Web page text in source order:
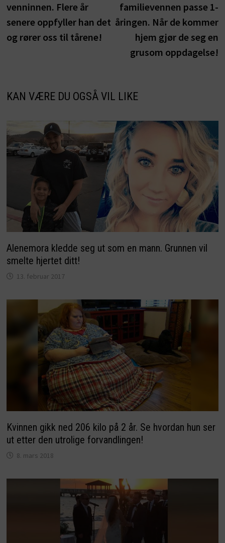
venninnen. Flere år
senere oppfyller han det
og rører oss til tårene!
familievennen passe 1-
åringen. Når de kommer
hjem gjør de seg en
grusom oppdagelse!
KAN VÆRE DU OGSÅ VIL LIKE
Alenemora kledde seg ut som en mann. Grunnen vil
smelte hjertet ditt!
13. februar 2017
Kvinnen gikk ned 206 kilo på 2 år. Se hvordan hun ser
ut etter den utrolige forvandlingen!
8. mars 2018